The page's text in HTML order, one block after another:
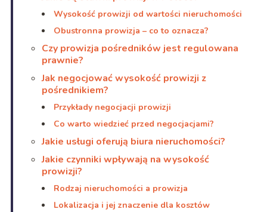
Wysokość prowizji od wartości nieruchomości
Obustronna prowizja – co to oznacza?
Czy prowizja pośredników jest regulowana
prawnie?
Jak negocjować wysokość prowizji z
pośrednikiem?
Przykłady negocjacji prowizji
Co warto wiedzieć przed negocjacjami?
Jakie usługi oferują biura nieruchomości?
Jakie czynniki wpływają na wysokość
prowizji?
Rodzaj nieruchomości a prowizja
Lokalizacja i jej znaczenie dla kosztów